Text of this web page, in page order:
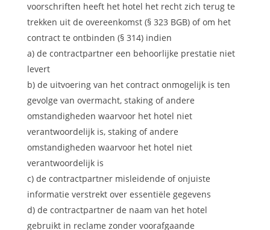
voorschriften heeft het hotel het recht zich terug te
trekken uit de overeenkomst (§ 323 BGB) of om het
contract te ontbinden (§ 314) indien
a) de contractpartner een behoorlijke prestatie niet
levert
b) de uitvoering van het contract onmogelijk is ten
gevolge van overmacht, staking of andere
omstandigheden waarvoor het hotel niet
verantwoordelijk is, staking of andere
omstandigheden waarvoor het hotel niet
verantwoordelijk is
c) de contractpartner misleidende of onjuiste
informatie verstrekt over essentiële gegevens
d) de contractpartner de naam van het hotel
gebruikt in reclame zonder voorafgaande